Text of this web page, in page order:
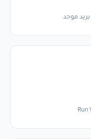
موحد
Run